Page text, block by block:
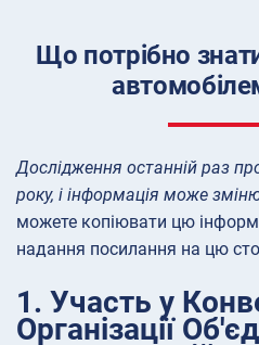
Що потрібно
Дослідження останній раз
року, і інформація може
можете копіювати цю
надання посилання на цю
1. Участь у
Організації